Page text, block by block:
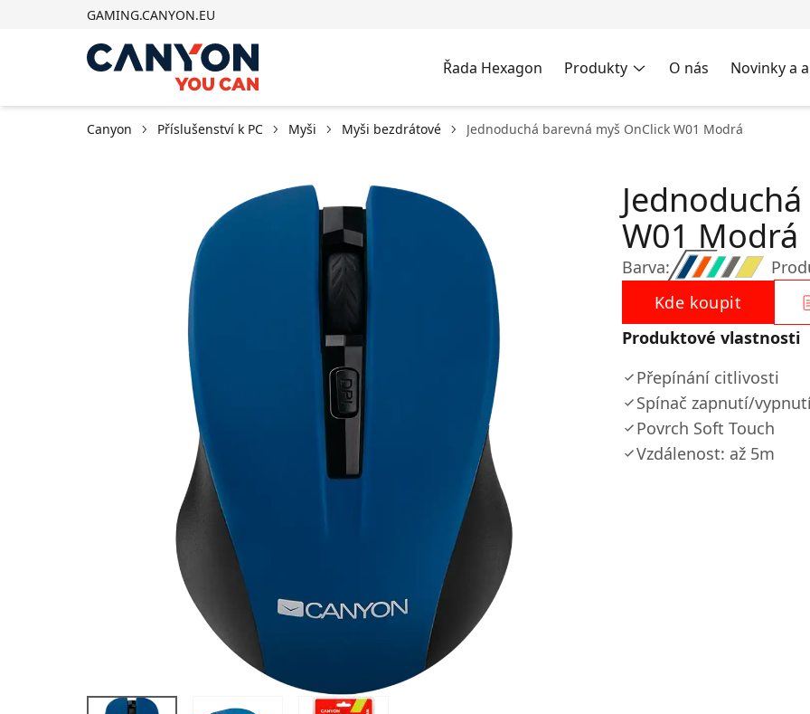
GAMING.CANYON.EU
Řada Hexagon Produkty O nás Novinky a
Canyon Příslušenství k PC Myši Myši bezdrátové Jednoduchá barevná myš OnClick W01 Modrá
Barva:
W01 Modrá
Kde koupit
Produktové vlastnosti
Přepínání citlivosti
Spínač zapnutí/
Povrch Soft Touch
Vzdálenost: až 5m